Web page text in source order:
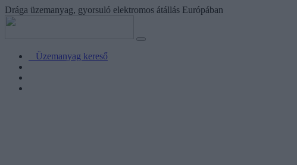
Drága üzemanyag, gyorsuló elektromos átállás Európában
Üzemanyag kereső